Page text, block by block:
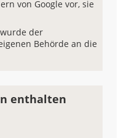
von Google vor, sie
der
Behörde an die
enthalten